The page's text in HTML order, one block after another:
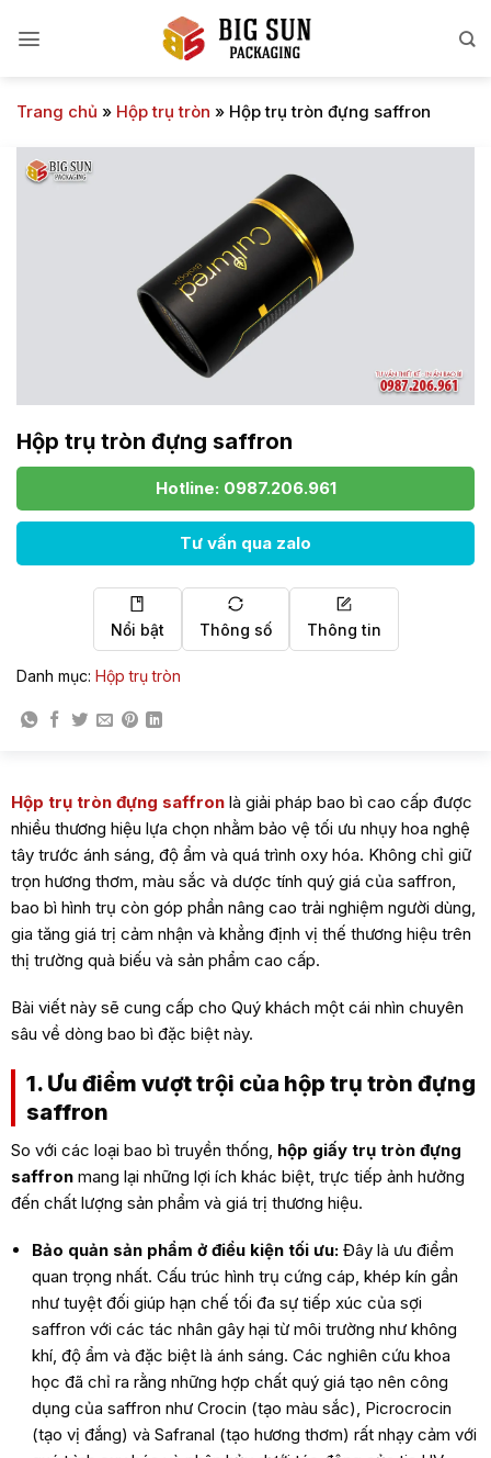
qua
Trang chủ » Hộp trụ tròn » Hộp trụ tròn đựng saffron
Hộp trụ tròn đựng saffron
Hotline: 0987.206.961
Tư vấn qua zalo
Nổi bật Thông số Thông tin
Danh mục: Hộp trụ tròn
Hộp trụ tròn đựng saffronlà giải pháp bao bì cao cấp được
nhiều thương hiệu lựa chọn nhằm bảo vệ tối ưu nhụy hoa nghệ
tây trước ánh sáng, độ ẩm và quá trình oxy hóa. Không chỉ giữ
trọn hương thơm, màu sắc và dược tính quý giá của saffron,
bao bì hình trụ còn góp phần nâng cao trải nghiệm người dùng,
gia tăng giá trị cảm nhận và khẳng định vị thế thương hiệu trên
thị trường quà biếu và sản phẩm cao cấp.
Bài viết này sẽ cung cấp cho Quý khách một cái nhìn chuyên
sâu về dòng bao bì đặc biệt này.
1. Ưu điểm vượt trội của hộp trụ tròn đựng
saffron
So với các loại bao bì truyền thống, hộp giấy trụ tròn đựng
saffronmang lại những lợi ích khác biệt, trực tiếp ảnh hưởng
đến chất lượng sản phẩm và giá trị thương hiệu.
Bảo quản sản phẩm ở điều kiện tối ưu: Đây là ưu điểm
quan trọng nhất. Cấu trúc hình trụ cứng cáp, khép kín gần
như tuyệt đối giúp hạn chế tối đa sự tiếp xúc của sợi
saffron với các tác nhân gây hại từ môi trường như không
khí, độ ẩm và đặc biệt là ánh sáng. Các nghiên cứu khoa
học đã chỉ ra rằng những hợp chất quý giá tạo nên công
dụng của saffron như Crocin (tạo màu sắc), Picrocrocin
(tạo vị đắng) và Safranal (tạo hương thơm) rất nhạy cảm với